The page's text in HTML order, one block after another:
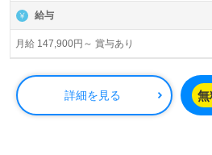
給与
月給 147,900円～ 賞与あり
詳細を見る 無